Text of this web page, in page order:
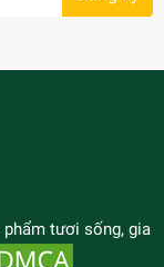
phẩm tươi sống, gia